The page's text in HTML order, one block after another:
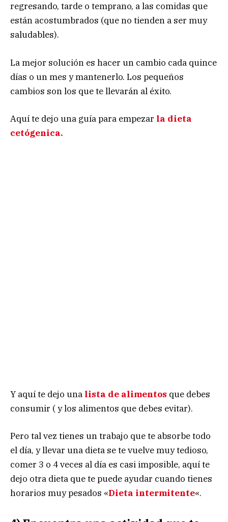
regresando, tarde o temprano, a las comidas que
están acostumbrados (que no tienden a ser muy
saludables).
La mejor solución es hacer un cambio cada quince
días o un mes y mantenerlo. Los pequeños
cambios son los que te llevarán al éxito.
Aquí te dejo una guía para empezar la dieta
cetógenica.
Y aquí te dejo una lista de alimentos que debes
consumir ( y los alimentos que debes evitar).
Pero tal vez tienes un trabajo que te absorbe todo
el día, y llevar una dieta se te vuelve muy tedioso,
comer 3 o 4 veces al día es casi imposible, aquí te
dejo otra dieta que te puede ayudar cuando tienes
horarios muy pesados «Dieta intermitente«.